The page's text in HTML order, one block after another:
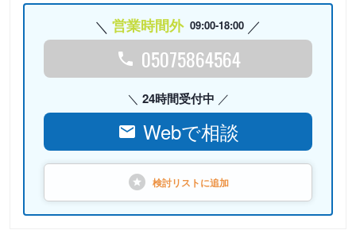
営業時間外 09:00-18:00
05075864564
24時間受付中
Webで相談
検討リストに追加